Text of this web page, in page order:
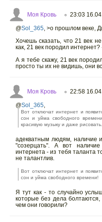
Моя Кровь ○ 23:03
@Sol_365, >о прошлом веке,
Хочешь сказать, что 21 век
как, 21 век породил
А я тебе скажу, 21 век
просто ты их не видишь, они
Моя Кровь ○ 22:58
@Sol_365,
Вот отключат интернет и
сон и уйма свободного
красивую музыку и даже рисовать.
адекватным людям, наличие
"созерцать". А вот
интернета - из тебя таланта
не талантлив.
Вот отключат интернет и
сон и уйма свободного времени!
Я тут как - то случайно
которые без дела
чем они говорили?